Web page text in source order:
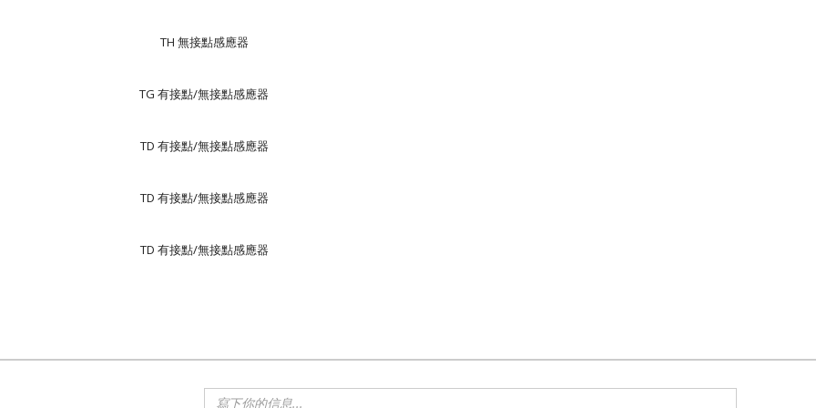
TH 無接點感應器
TG 有接點/無接點感應器
TD 有接點/無接點感應器
TD 有接點/無接點感應器
TD 有接點/無接點感應器